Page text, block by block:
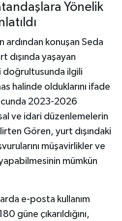
Yönelik
ardından konuşan Seda
dışında yaşayan
doğrultusunda ilgili
halinde olduklarını ifade
2023-2026
ve idari düzenlemelerin
Gören, yurt dışındaki
müşavirlikler ve
mümkün
e-posta kullanım
güne çıkarıldığını,